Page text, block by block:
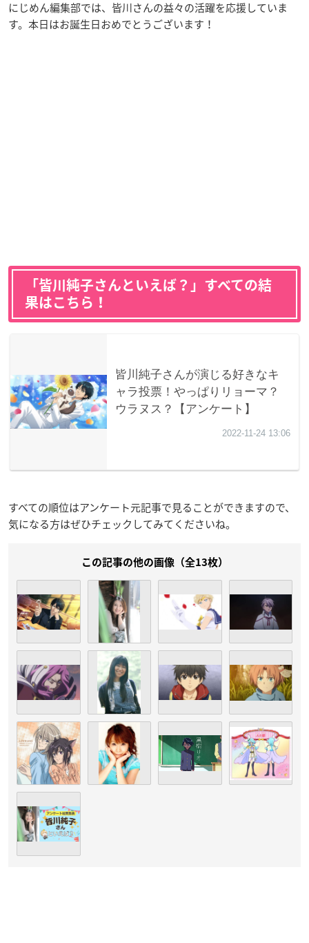
にじめん編集部では、皆川さんの益々の活躍を応援していま
す。本日はお誕生日おめでとうございます！
「皆川純子さんといえば？」すべての結
果はこちら！
すべての順位はアンケート元記事で見ることができますので、
気になる方はぜひチェックしてみてくださいね。
この記事の他の画像（全13枚）